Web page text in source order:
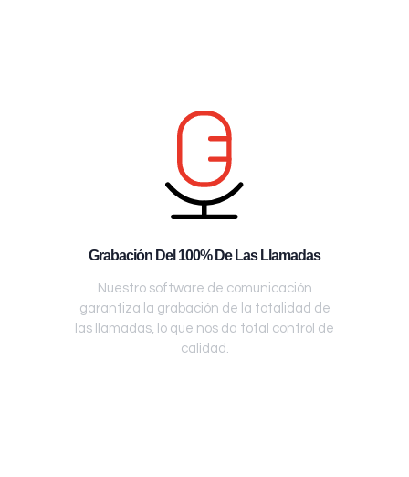
Grabación Del 100% De Las Llamadas
Nuestro software de comunicación
garantiza la grabación de la totalidad de
las llamadas, lo que nos da total control de
calidad.